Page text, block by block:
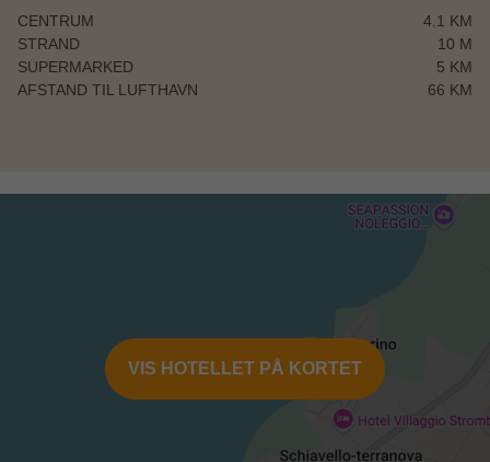
CENTRUM
4.1 KM
STRAND
10 M
SUPERMARKED
5 KM
AFSTAND TIL LUFTHAVN
66 KM
VIS HOTELLET PÅ KORTET